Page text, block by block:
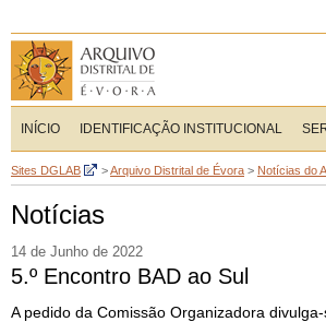
INÍCIO IDENTIFICAÇÃO INSTITUCIONAL
Sites DGLAB >Arquivo Distrital de Évora > Notícias do
Notícias
14 de Junho de 2022
5.º Encontro BAD ao Sul
A pedido da Comissão Organizadora